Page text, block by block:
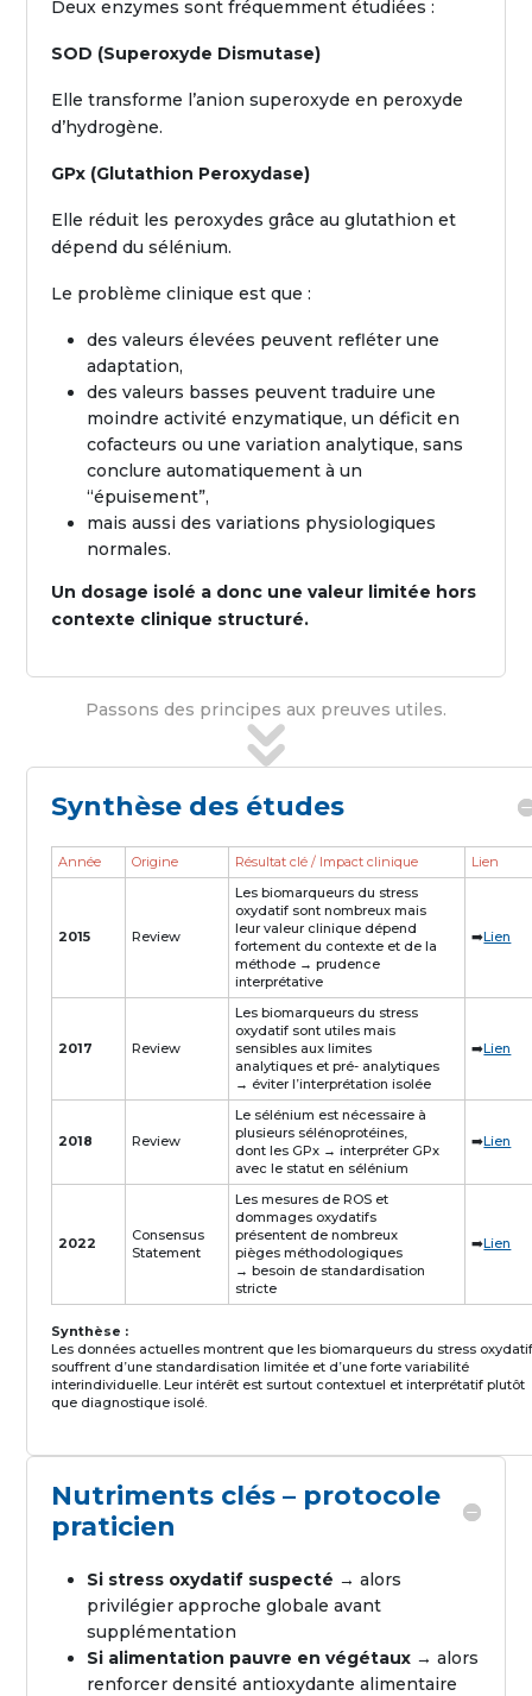
Deux enzymes sont fréquemment étudiées :
SOD (Superoxyde Dismutase)
Elle transforme l’anion superoxyde en peroxyde
d’hydrogène.
GPx (Glutathion Peroxydase)
Elle réduit les peroxydes grâce au glutathion et
dépend du sélénium.
Le problème clinique est que :
des valeurs élevées peuvent refléter une
adaptation,
des valeurs basses peuvent traduire une
moindre activité enzymatique, un déficit en
cofacteurs ou une variation analytique, sans
conclure automatiquement à un
“épuisement”,
mais aussi des variations physiologiques
normales.
Un dosage isolé a donc une valeur limitée hors
contexte clinique structuré.
Passons des principes aux preuves utiles.
Synthèse des études
Année Origine Résultat clé / Impact clinique Lien
2015 Review
Les biomarqueurs du stress
oxydatif sont nombreux mais
leur valeur clinique dépend
fortement du contexte et de la
méthode → prudence
interprétative
➡️Lien
2017 Review
Les biomarqueurs du stress
oxydatif sont utiles mais
sensibles aux limites
analytiques et pré- analytiques
→ éviter l’interprétation isolée
➡️Lien
2018 Review
Le sélénium est nécessaire à
plusieurs sélénoprotéines,
dont les GPx → interpréter GPx
avec le statut en sélénium
➡️Lien
2022
Consensus
Statement
Les mesures de ROS et
dommages oxydatifs
présentent de nombreux
pièges méthodologiques
→ besoin de standardisation
stricte
➡️Lien
Synthèse :
Les données actuelles montrent que les biomarqueurs du stress
souffrent d’une standardisation limitée et d’une forte variabilité
interindividuelle. Leur intérêt est surtout contextuel et interprétatif plutôt
que diagnostique isolé.
Nutriments clés – protocole
praticien
Si stress oxydatif suspecté → alors
privilégier approche globale avant
supplémentation
Si alimentation pauvre en végétaux → alors
renforcer densité antioxydante alimentaire